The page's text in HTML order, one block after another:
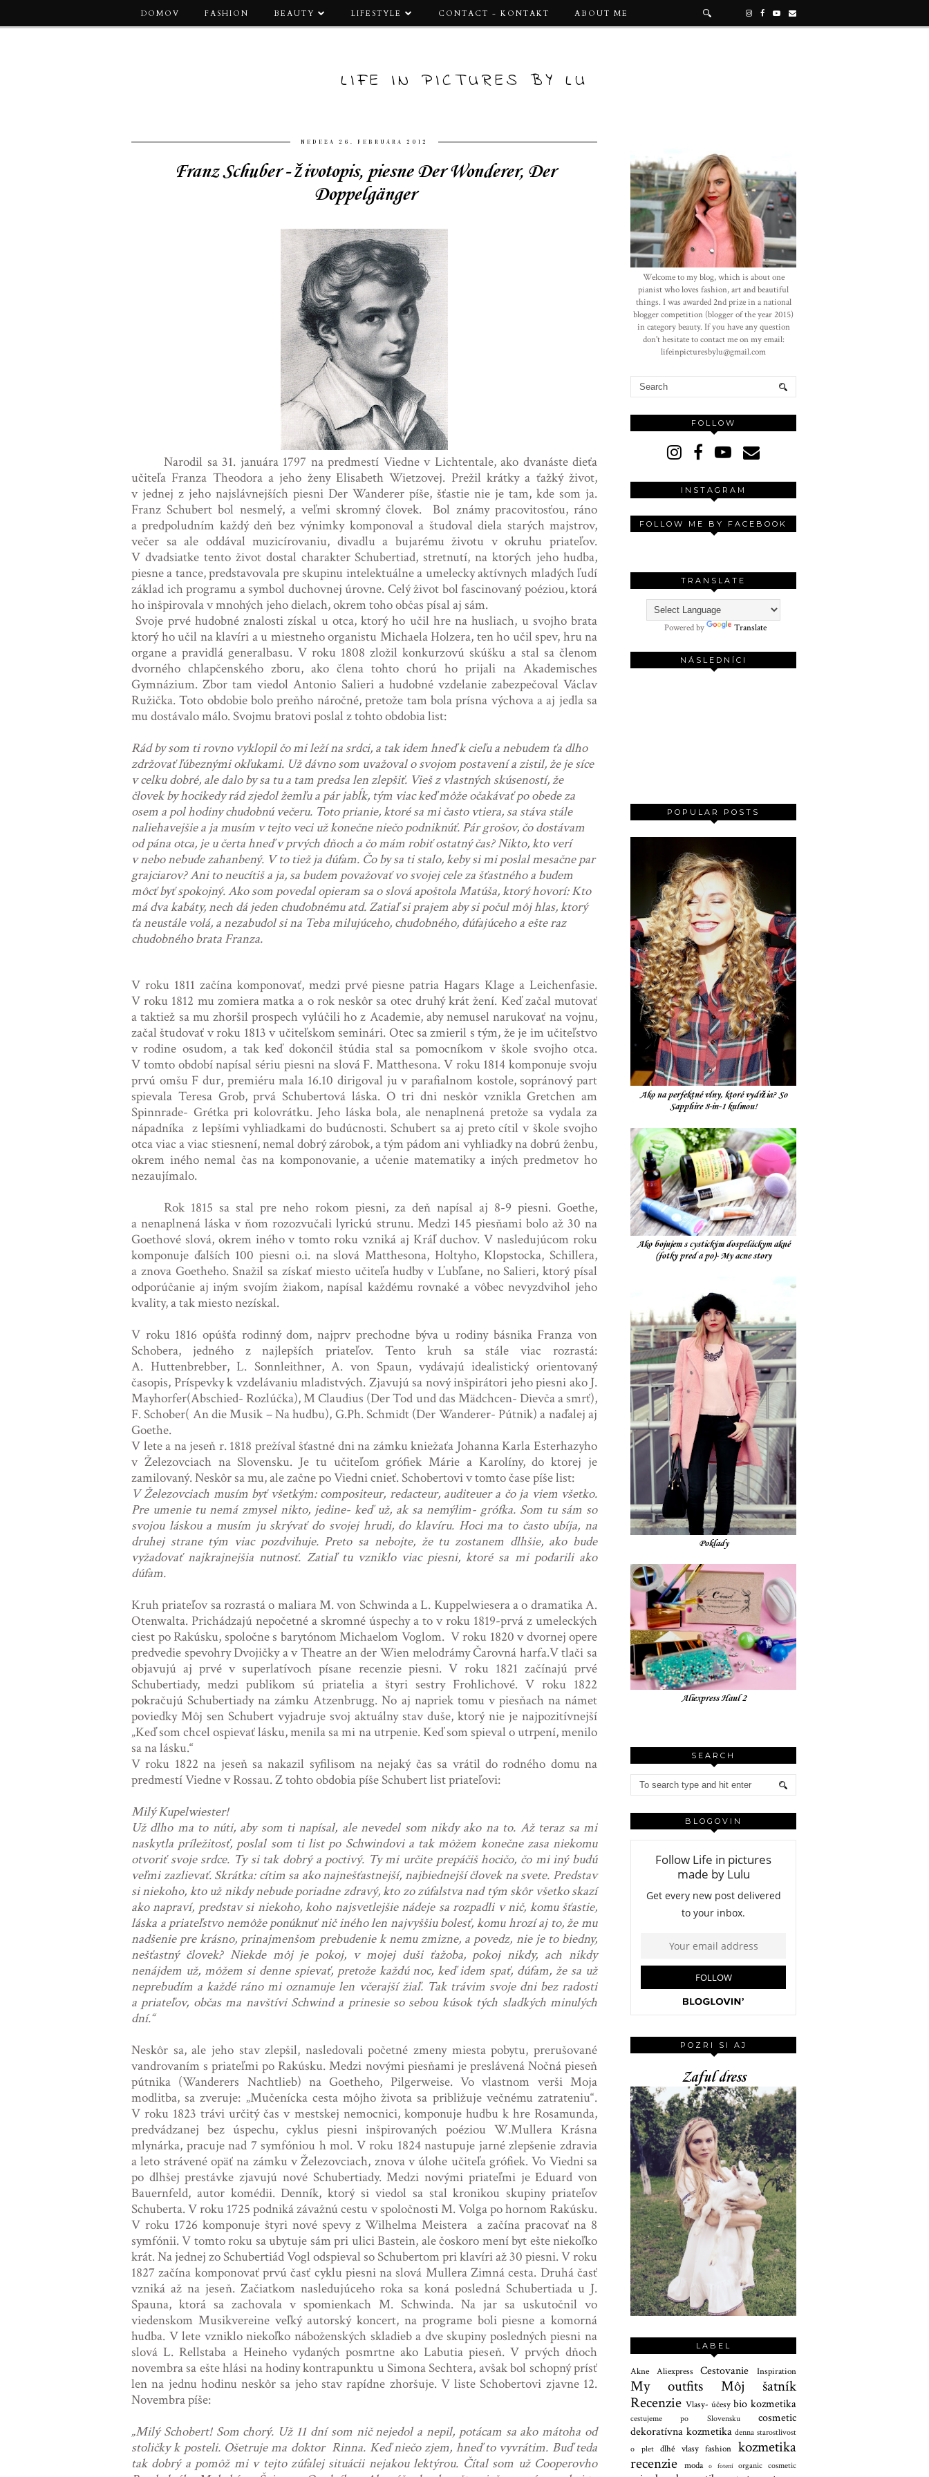
DOMOV FASHION BEAUTY LIFESTYLE CONTACT - KONTAKT ABOUT ME
LIFE IN PICTURES BY LU
NEDEĽA 26. FEBRUÁRA 2012
Franz Schuber - životopis, piesne Der Wonderer, Der
Doppelgänger
Narodil sa 31. januára 1797 na predmestí Viedne v Lichtentale, ako dvanáste dieťa
učiteľa Franza Theodora a jeho ženy Elisabeth Wietzovej. Prežil krátky a ťažký život,
v jednej z jeho najslávnejších piesni Der Wanderer píše, šťastie nie je tam, kde som ja.
Franz Schubert bol nesmelý, a veľmi skromný človek. Bol známy pracovitosťou, ráno
a predpoludním každý deň bez výnimky komponoval a študoval diela starých majstrov,
večer sa ale oddával muzicírovaniu, divadlu a bujarému životu v okruhu priateľov.
V dvadsiatke tento život dostal charakter Schubertiad, stretnutí, na ktorých jeho hudba,
piesne a tance, predstavovala pre skupinu intelektuálne a umelecky aktívnych mladých ľudí
základ ich programu a symbol duchovnej úrovne. Celý život bol fascinovaný poéziou, ktorá
ho inšpirovala v mnohých jeho dielach, okrem toho občas písal aj sám.
Svoje prvé hudobné znalosti získal u otca, ktorý ho učil hre na husliach, u svojho brata
ktorý ho učil na klavíri a u miestneho organistu Michaela Holzera, ten ho učil spev, hru na
organe a pravidlá generalbasu. V roku 1808 zložil konkurzovú skúšku a stal sa členom
dvorného chlapčenského zboru, ako člena tohto chorú ho prijali na Akademisches
Gymnázium. Zbor tam viedol Antonio Salieri a hudobné vzdelanie zabezpečoval Václav
Ružička. Toto obdobie bolo preňho náročné, pretože tam bola prísna výchova a aj jedla sa
mu dostávalo málo. Svojmu bratovi poslal z tohto obdobia list:
Rád by som ti rovno vyklopil čo mi leží na srdci, a tak idem hneď k cieľu a nebudem ťa dlho
zdržovať ľúbeznými okľukami. Už dávno som uvažoval o svojom postavení a zistil, že je síce
v celku dobré, ale dalo by sa tu a tam predsa len zlepšiť. Vieš z vlastných skúseností, že
človek by hocikedy rád zjedol žemľu a pár jabĺk, tým viac keď môže očakávať po obede za
osem a pol hodiny chudobnú večeru. Toto prianie, ktoré sa mi často vtiera, sa stáva stále
naliehavejšie a ja musím v tejto veci už konečne niečo podniknúť. Pár grošov, čo dostávam
od pána otca, je u čerta hneď v prvých dňoch a čo mám robiť ostatný čas? Nikto, kto verí
v nebo nebude zahanbený. V to tiež ja dúfam. Čo by sa ti stalo, keby si mi poslal mesačne par
grajciarov? Ani to neucítiš a ja, sa budem považovať vo svojej cele za šťastného a budem
môcť byť spokojný. Ako som povedal opieram sa o slová apoštola Matúša, ktorý hovorí: Kto
má dva kabáty, nech dá jeden chudobnému atd. Zatiaľ si prajem aby si počul môj hlas, ktorý
ťa neustále volá, a nezabudol si na Teba milujúceho, chudobného, dúfajúceho a ešte raz
chudobného brata Franza.
V roku 1811 začína komponovať, medzi prvé piesne patria Hagars Klage a Leichenfasie.
V roku 1812 mu zomiera matka a o rok neskôr sa otec druhý krát žení. Keď začal mutovať
a taktiež sa mu zhoršil prospech vylúčili ho z Academie, aby nemusel narukovať na vojnu,
začal študovať v roku 1813 v učiteľskom seminári. Otec sa zmieril s tým, že je im učiteľstvo
v rodine osudom, a tak keď dokončil štúdia stal sa pomocníkom v škole svojho otca.
V tomto období napísal sériu piesni na slová F. Matthesona. V roku 1814 komponuje svoju
prvú omšu F dur, premiéru mala 16.10 dirigoval ju v parafialnom kostole, sopránový part
spievala Teresa Grob, prvá Schubertová láska. O tri dni neskôr vznikla Gretchen am
Spinnrade- Grétka pri kolovrátku. Jeho láska bola, ale nenaplnená pretože sa vydala za
nápadníka z lepšími vyhliadkami do budúcnosti. Schubert sa aj preto cítil v škole svojho
otca viac a viac stiesnení, nemal dobrý zárobok, a tým pádom ani vyhliadky na dobrú ženbu,
okrem iného nemal čas na komponovanie, a učenie matematiky a iných predmetov ho
nezaujímalo.
Rok 1815 sa stal pre neho rokom piesni, za deň napísal aj 8-9 piesni. Goethe,
a nenaplnená láska v ňom rozozvučali lyrickú strunu. Medzi 145 piesňami bolo až 30 na
Goethové slová, okrem iného v tomto roku vzniká aj Kráľ duchov. V nasledujúcom roku
komponuje ďalších 100 piesni o.i. na slová Matthesona, Holtyho, Klopstocka, Schillera,
a znova Goetheho. Snažil sa získať miesto učiteľa hudby v Ľubľane, no Salieri, ktorý písal
odporúčanie aj iným svojím žiakom, napísal každému rovnaké a vôbec nevyzdvihol jeho
kvality, a tak miesto nezískal.
V roku 1816 opúšťa rodinný dom, najprv prechodne býva u rodiny básnika Franza von
Schobera, jedného z najlepších priateľov. Tento kruh sa stále viac rozrastá:
A. Huttenbrebber, L. Sonnleithner, A. von Spaun, vydávajú idealistický orientovaný
časopis, Príspevky k vzdelávaniu mladistvých. Zjavujú sa nový inšpirátori jeho piesni ako J.
Mayhorfer(Abschied- Rozlúčka), M Claudius (Der Tod und das Mädchcen- Dievča a smrť),
F. Schober( An die Musik – Na hudbu), G.Ph. Schmidt (Der Wanderer- Pútnik) a naďalej aj
Goethe.
V lete a na jeseň r. 1818 prežíval šťastné dni na zámku kniežaťa Johanna Karla Esterhazyho
v Železovciach na Slovensku. Je tu učiteľom grófiek Márie a Karolíny, do ktorej je
zamilovaný. Neskôr sa mu, ale začne po Viedni cnieť. Schobertovi v tomto čase píše list:
V Železovciach musím byť všetkým: compositeur, redacteur, auditeuer a čo ja viem všetko.
Pre umenie tu nemá zmysel nikto, jedine- keď už, ak sa nemýlim- grófka. Som tu sám so
svojou láskou a musím ju skrývať do svojej hrudi, do klavíru. Hoci ma to často ubíja, na
druhej strane tým viac pozdvihuje. Preto sa nebojte, že tu zostanem dlhšie, ako bude
vyžadovať najkrajnejšia nutnosť. Zatiaľ tu vzniklo viac piesni, ktoré sa mi podarili ako
dúfam.
Kruh priateľov sa rozrastá o maliara M. von Schwinda a L. Kuppelwiesera a o dramatika A.
Otenwalta. Prichádzajú nepočetné a skromné úspechy a to v roku 1819-prvá z umeleckých
ciest po Rakúsku, spoločne s barytónom Michaelom Voglom. V roku 1820 v dvornej opere
predvedie spevohry Dvojičky a v Theatre an der Wien melodrámy Čarovná harfa.V tlači sa
objavujú aj prvé v superlatívoch písane recenzie piesni. V roku 1821 začínajú prvé
Schubertiady, medzi publikom sú priatelia a štyri sestry Frohlichové. V roku 1822
pokračujú Schubertiady na zámku Atzenbrugg. No aj napriek tomu v piesňach na námet
poviedky Môj sen Schubert vyjadruje svoj aktuálny stav duše, ktorý nie je najpozitívnejší
„Keď som chcel ospievať lásku, menila sa mi na utrpenie. Keď som spieval o utrpení, menilo
sa na lásku.“
V roku 1822 na jeseň sa nakazil syfilisom na nejaký čas sa vrátil do rodného domu na
predmestí Viedne v Rossau. Z tohto obdobia píše Schubert list priateľovi:
Milý Kupelwiester!
Už dlho ma to núti, aby som ti napísal, ale nevedel som nikdy ako na to. Až teraz sa mi
naskytla príležitosť, poslal som ti list po Schwindovi a tak môžem konečne zasa niekomu
otvoriť svoje srdce. Ty si tak dobrý a poctivý. Ty mi určite prepáčiš hocičo, čo mi iný budú
veľmi zazlievať. Skrátka: cítim sa ako najnešťastnejší, najbiednejší človek na svete. Predstav
si niekoho, kto už nikdy nebude poriadne zdravý, kto zo zúfalstva nad tým skôr všetko skazí
ako napraví, predstav si niekoho, koho najsvetlejšie nádeje sa rozpadli v nič, komu šťastie,
láska a priateľstvo nemôže ponúknuť nič iného len najvyššiu bolesť, komu hrozí aj to, že mu
nadšenie pre krásno, prinajmenšom prebudenie k nemu zmizne, a povedz, nie je to biedny,
nešťastný človek? Niekde môj je pokoj, v mojej duši ťažoba, pokoj nikdy, ach nikdy
nenájdem už, môžem si denne spievať, pretože každú noc, keď idem spať, dúfam, že sa už
neprebudím a každé ráno mi oznamuje len včerajší žiaľ. Tak trávim svoje dni bez radosti
a priateľov, občas ma navštívi Schwind a prinesie so sebou kúsok tých sladkých minulých
dní.“
Neskôr sa, ale jeho stav zlepšil, nasledovali početné zmeny miesta pobytu, prerušované
vandrovaním s priateľmi po Rakúsku. Medzi novými piesňami je preslávená Nočná pieseň
pútnika (Wanderers Nachtlieb) na Goetheho, Pilgerweise. Vo vlastnom verši Moja
modlitba, sa zveruje: „Mučenícka cesta môjho života sa približuje večnému zatrateniu“.
V roku 1823 trávi určitý čas v mestskej nemocnici, komponuje hudbu k hre Rosamunda,
predvádzanej bez úspechu, cyklus piesni inšpirovaných poéziou W.Mullera Krásna
mlynárka, pracuje nad 7 symfóniou h mol. V roku 1824 nastupuje jarné zlepšenie zdravia
a leto strávené opäť na zámku v Železovciach, znova v úlohe učiteľa grófiek. Vo Viedni sa
po dlhšej prestávke zjavujú nové Schubertiady. Medzi novými priateľmi je Eduard von
Bauernfeld, autor komédii. Denník, ktorý si viedol sa stal kronikou skupiny priateľov
Schuberta. V roku 1725 podniká závažnú cestu v spoločnosti M. Volga po hornom Rakúsku.
V roku 1726 komponuje štyri nové spevy z Wilhelma Meistera a začína pracovať na 8
symfónii. V tomto roku sa ubytuje sám pri ulici Bastein, ale čoskoro mení byt ešte niekoľko
krát. Na jednej zo Schubertiád Vogl odspieval so Schubertom pri klavíri až 30 piesni. V roku
1827 začína komponovať prvú časť cyklu piesni na slová Mullera Zimná cesta. Druhá časť
vzniká až na jeseň. Začiatkom nasledujúceho roka sa koná posledná Schubertiada u J.
Spauna, ktorá sa zachovala v spomienkach M. Schwinda. Na jar sa uskutočnil vo
viedenskom Musikvereine veľký autorský koncert, na programe boli piesne a komorná
hudba. V lete vzniklo niekoľko náboženských skladieb a dve skupiny posledných piesni na
slová L. Rellstaba a Heineho vydaných posmrtne ako Labutia pieseň. V prvých dňoch
novembra sa ešte hlási na hodiny kontrapunktu u Simona Sechtera, avšak bol schopný prísť
len na jednu hodinu neskôr sa jeho stav rapídne zhoršuje. V liste Schobertovi zjavne 12.
Novembra píše:
„Milý Schobert! Som chorý. Už 11 dní som nič nejedol a nepil, potácam sa ako mátoha od
stoličky k posteli. Ošetruje ma doktor Rinna. Keď niečo zjem, hneď to vyvrátim. Buď teda
tak dobrý a pomôž mi v tejto zúfalej situácii nejakou lektýrou. Čítal som už Cooperovho
Welcome to my blog, which is about one
pianist who loves fashion, art and beautiful
things. I was awarded 2nd prize in a national
blogger competition (blogger of the year 2015)
in category beauty. If you have any question
don't hesitate to contact me on my email:
lifeinpicturesbylu@gmail.com
FOLLOW
INSTAGRAM
FOLLOW ME BY FACEBOOK
TRANSLATE
Powered by Translate
NÁSLEDNÍCI
POPULAR POSTS
Ako na perfektné vlny, ktoré vydržia? So
Sapphire 8-in-1 kulmou!
Ako bojujem s cystickým dospeláckym akné
(fotky pred a po)- My acne story
Poklady
Aliexpress Haul 2
SEARCH
BLOGOVIN
POZRI SI AJ
Zaful dress
LABEL
Akne Aliexpress Cestovanie Inspiration
My outfits
Môj šatník
Recenzie Vlasy- účesy bio kozmetika
cestujeme po Slovensku
cosmetic
dekoratívna kozmetika denna starostlivost
o plet
dlhé vlasy fashion kozmetika
recenzie
moda o fotení organic cosmetic